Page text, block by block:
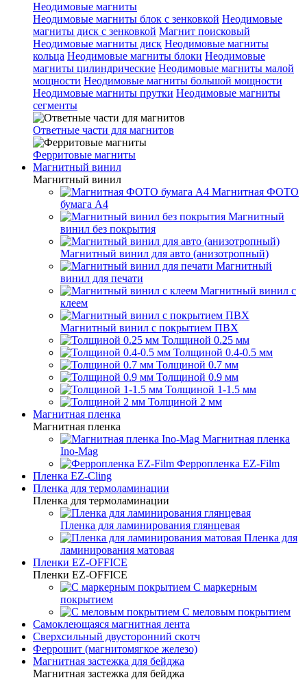
Неодимовые магниты
Неодимовые магниты блок с зенковкой Неодимовые
магниты диск с зенковкой Магнит поисковый
Неодимовые магниты диск Неодимовые магниты
кольца Неодимовые магниты блоки Неодимовые
магниты цилиндрические Неодимовые магниты малой
мощности Неодимовые магниты большой мощности
Неодимовые магниты прутки Неодимовые магниты
сегменты
Ответные части для магнитов
Ферритовые магниты
Магнитный винил
Магнитный винил
Магнитная ФОТО
бумага А4
Магнитный
винил без покрытия
Магнитный винил для авто (анизотропный)
Магнитный
винил для печати
Магнитный винил с
клеем
Магнитный винил с покрытием ПВХ
Толщиной 0.25 мм
Толщиной 0.4-0.5 мм
Толщиной 0.7 мм
Толщиной 0.9 мм
Толщиной 1-1.5 мм
Толщиной 2 мм
Магнитная пленка
Магнитная пленка
Магнитная пленка
Ino-Mag
Ферропленка EZ-Film
Пленка EZ-Cling
Пленка для термоламинации
Пленка для термоламинации
Пленка для ламинирования глянцевая
Пленка для
ламинирования матовая
Пленки EZ-OFFICE
Пленки EZ-OFFICE
С маркерным
покрытием
С меловым покрытием
Самоклеющаяся магнитная лента
Сверхсильный двусторонний скотч
Феррошит (магнитомягкое железо)
Магнитная застежка для бейджа
Магнитная застежка для бейджа